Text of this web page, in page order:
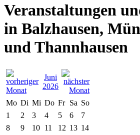
Veranstaltungen
in Balzhausen,
und Thannhausen
Juni
2026
Mo Di Mi Do Fr Sa So
1
2 3 4 5 6
7
8
9 10 11 12 13 14